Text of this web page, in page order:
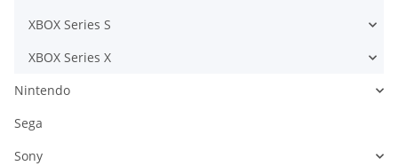
XBOX Series S
XBOX Series X
Nintendo
Sega
Sony